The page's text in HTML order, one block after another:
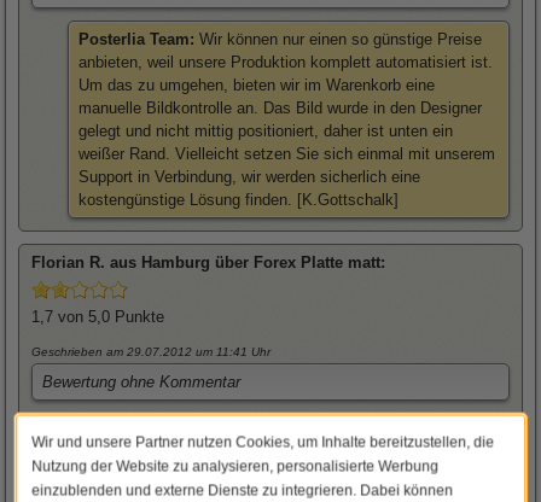
Posterlia Team: Wir können nur einen so günstige Preise
anbieten, weil unsere Produktion komplett automatisiert ist.
Um das zu umgehen, bieten wir im Warenkorb eine
manuelle Bildkontrolle an. Das Bild wurde in den Designer
gelegt und nicht mittig positioniert, daher ist unten ein
weißer Rand. Vielleicht setzen Sie sich einmal mit unserem
Support in Verbindung, wir werden sicherlich eine
kostengünstige Lösung finden. [K.Gottschalk]
Florian R. aus Hamburg über Forex Platte matt:
1,7 von 5,0 Punkte
Geschrieben am 29.07.2012 um 11:41 Uhr
Bewertung ohne Kommentar
Posterlia Team:
Bewertung nicht nachvollziehbar!
Geldeingang 13.07 (Freitag) und Versand am 19.07
(Donnerstag). Kundensupport wurde laut System nicht in
Wir und unsere Partner nutzen Cookies, um Inhalte bereitzustellen, die
Nutzung der Website zu analysieren, personalisierte Werbung
einzublenden und externe Dienste zu integrieren. Dabei können